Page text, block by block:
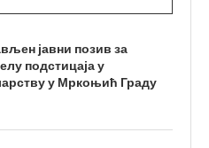
јавни позив за
подстицаја у
у Мркоњић Граду